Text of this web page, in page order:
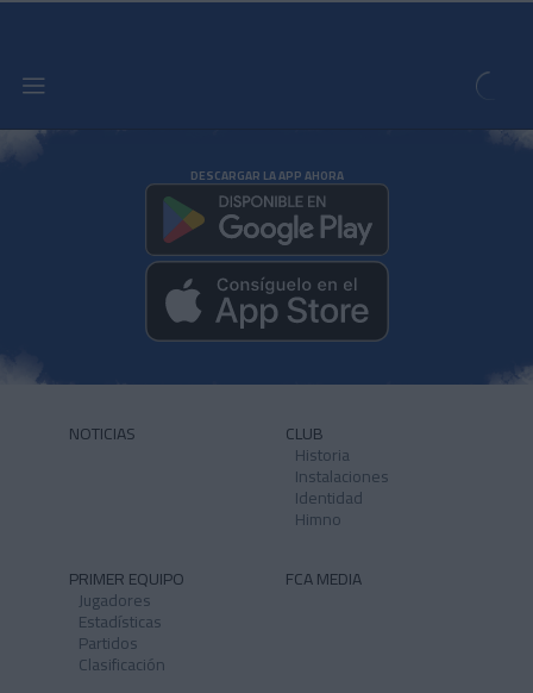
DESCARGAR LA APP AHORA
NOTICIAS CLUB
Historia
Instalaciones
Identidad
Himno
PRIMER EQUIPO
Jugadores
Estadísticas
Partidos
Clasificación
FCA MEDIA